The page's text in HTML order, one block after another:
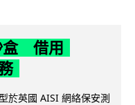
盒 借用
於英國 AISI 網絡保安測